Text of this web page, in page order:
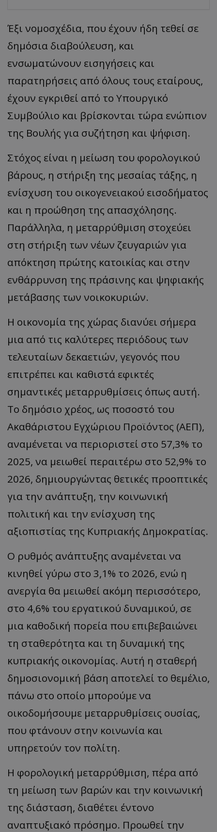
Έξι νομοσχέδια, που έχουν ήδη τεθεί σε
δημόσια διαβούλευση, και
ενσωματώνουν εισηγήσεις και
παρατηρήσεις από όλους τους εταίρους,
έχουν εγκριθεί από το Υπουργικό
Συμβούλιο και βρίσκονται τώρα ενώπιον
της Βουλής για συζήτηση και ψήφιση.
Στόχος είναι η μείωση του φορολογικού
βάρους, η στήριξη της μεσαίας τάξης, η
ενίσχυση του οικογενειακού εισοδήματος
και η προώθηση της απασχόλησης.
Παράλληλα, η μεταρρύθμιση στοχεύει
στη στήριξη των νέων ζευγαριών για
απόκτηση πρώτης κατοικίας και στην
ενθάρρυνση της πράσινης και ψηφιακής
μετάβασης των νοικοκυριών.
Η οικονομία της χώρας διανύει σήμερα
μια από τις καλύτερες περιόδους των
τελευταίων δεκαετιών, γεγονός που
επιτρέπει και καθιστά εφικτές
σημαντικές μεταρρυθμίσεις όπως αυτή.
Το δημόσιο χρέος, ως ποσοστό του
Ακαθάριστου Εγχώριου Προϊόντος (ΑΕΠ),
αναμένεται να περιοριστεί στο 57,3% το
2025, να μειωθεί περαιτέρω στο 52,9% το
2026, δημιουργώντας θετικές προοπτικές
για την ανάπτυξη, την κοινωνική
πολιτική και την ενίσχυση της
αξιοπιστίας της Κυπριακής Δημοκρατίας.
Ο ρυθμός ανάπτυξης αναμένεται να
κινηθεί γύρω στο 3,1% το 2026, ενώ η
ανεργία θα μειωθεί ακόμη περισσότερο,
στο 4,6% του εργατικού δυναμικού, σε
μια καθοδική πορεία που επιβεβαιώνει
τη σταθερότητα και τη δυναμική της
κυπριακής οικονομίας. Αυτή η σταθερή
δημοσιονομική βάση αποτελεί το θεμέλιο,
πάνω στο οποίο μπορούμε να
οικοδομήσουμε μεταρρυθμίσεις ουσίας,
που φτάνουν στην κοινωνία και
υπηρετούν τον πολίτη.
Η φορολογική μεταρρύθμιση, πέρα από
τη μείωση των βαρών και την κοινωνική
της διάσταση, διαθέτει έντονο
αναπτυξιακό πρόσημο. Προωθεί την